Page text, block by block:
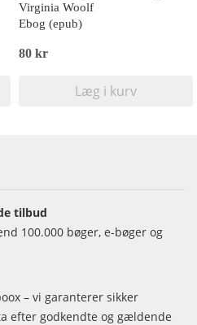
Virginia Woolf
Ebog (epub)
80 kr
Læg i kurv
tilbud
100.000 bøger, e-bøger og
– vi garanterer sikker
efter godkendte og gældende